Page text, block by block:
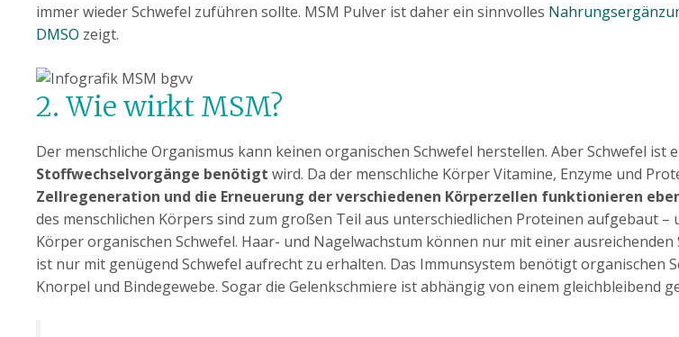
immer wieder Schwefel zuführen sollte. MSM Pulver ist daher ein sinnvolles
DMSO zeigt.
2. Wie wirkt MSM?
Der menschliche Organismus kann keinen organischen Schwefel herstellen. Aber Schwefel ist
Stoffwechselvorgänge benötigt wird. Da der menschliche Körper Vitamine, Enzyme und
Zellregeneration und die Erneuerung der verschiedenen Körperzellen funktionieren
des menschlichen Körpers sind zum großen Teil aus unterschiedlichen Proteinen aufgebaut
Körper organischen Schwefel. Haar- und Nagelwachstum können nur mit einer
ist nur mit genügend Schwefel aufrecht zu erhalten. Das Immunsystem benötigt organischen
Knorpel und Bindegewebe. Sogar die Gelenkschmiere ist abhängig von einem gleichbleibend